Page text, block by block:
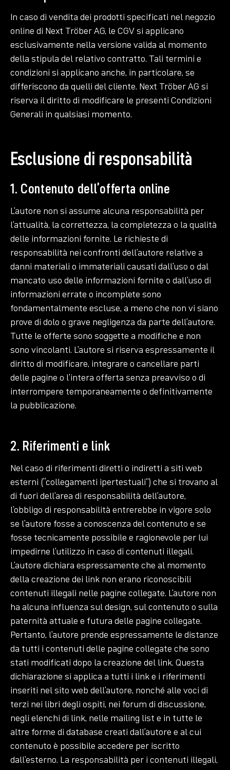
In caso di vendita dei prodotti specificati nel negozio
online di Next Tröber AG, le CGV si applicano
esclusivamente nella versione valida al momento
della stipula del relativo contratto. Tali termini e
condizioni si applicano anche, in particolare, se
differiscono da quelli del cliente. Next Tröber AG si
riserva il diritto di modificare le presenti Condizioni
Generali in qualsiasi momento.
Esclusione di responsabilità
1. Contenuto dell’offerta online
L’autore non si assume alcuna responsabilità per
l’attualità, la correttezza, la completezza o la qualità
delle informazioni fornite. Le richieste di
responsabilità nei confronti dell’autore relative a
danni materiali o immateriali causati dall’uso o dal
mancato uso delle informazioni fornite o dall’uso di
informazioni errate o incomplete sono
fondamentalmente escluse, a meno che non vi siano
prove di dolo o grave negligenza da parte dell’autore.
Tutte le offerte sono soggette a modifiche e non
sono vincolanti. L’autore si riserva espressamente il
diritto di modificare, integrare o cancellare parti
delle pagine o l’intera offerta senza preavviso o di
interrompere temporaneamente o definitivamente
la pubblicazione.
2. Riferimenti e link
Nel caso di riferimenti diretti o indiretti a siti web
esterni (“collegamenti ipertestuali”) che si trovano al
di fuori dell’area di responsabilità dell’autore,
l’obbligo di responsabilità entrerebbe in vigore solo
se l’autore fosse a conoscenza del contenuto e se
fosse tecnicamente possibile e ragionevole per lui
impedirne l’utilizzo in caso di contenuti illegali.
L’autore dichiara espressamente che al momento
della creazione dei link non erano riconoscibili
contenuti illegali nelle pagine collegate. L’autore non
ha alcuna influenza sul design, sul contenuto o sulla
paternità attuale e futura delle pagine collegate.
Pertanto, l’autore prende espressamente le distanze
da tutti i contenuti delle pagine collegate che sono
stati modificati dopo la creazione del link. Questa
dichiarazione si applica a tutti i link e i riferimenti
inseriti nel sito web dell’autore, nonché alle voci di
terzi nei libri degli ospiti, nei forum di discussione,
negli elenchi di link, nelle mailing list e in tutte le
altre forme di database creati dall’autore e al cui
contenuto è possibile accedere per iscritto
dall’esterno. La responsabilità per i contenuti illegali,